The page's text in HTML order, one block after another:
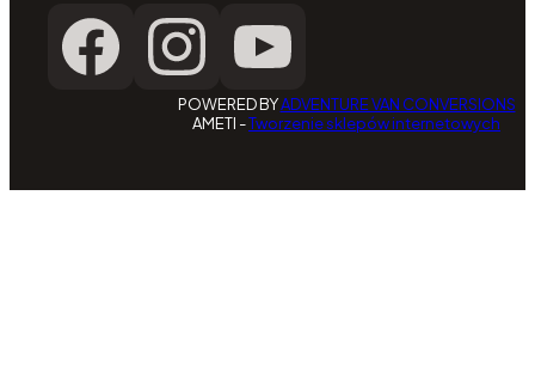
POWERED BYADVENTURE VAN CONVERSIONS
AMETI -Tworzenie sklepów internetowych